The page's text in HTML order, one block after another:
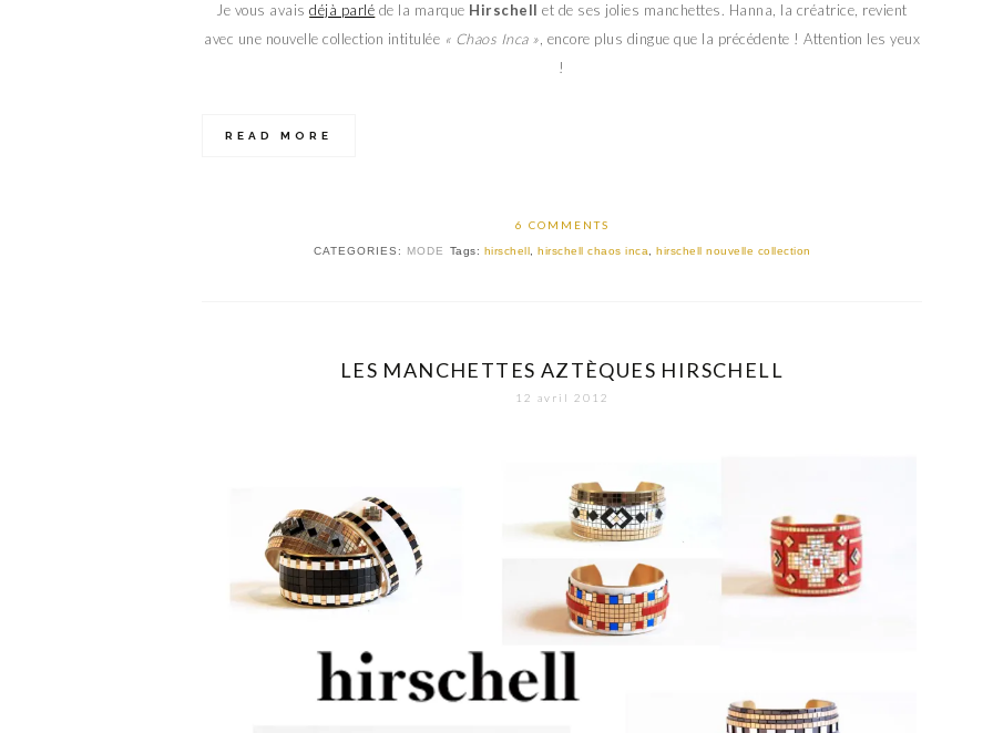
Je vous avaisdéjà parlé de la marque Hirschell et de ses jolies manchettes. Hanna, la créatrice, revient
avec une nouvelle collection intitulée « Chaos Inca » , encore plus dingue que la précédente ! Attention les yeux
!
READ MORE
6 COMMENTS
CATEGORIES: MODE Tags: hirschell hirschell chaos inca hirschell nouvelle collection
LES MANCHETTES AZTÈQUES HIRSCHELL
12 avril 2012